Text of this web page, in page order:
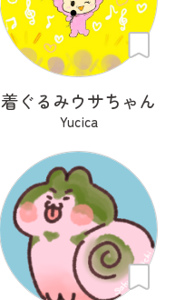
着ぐるみウサちゃん
Yucica